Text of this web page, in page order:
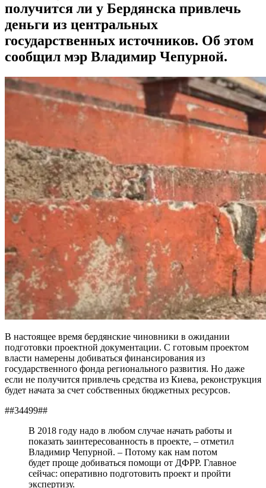
получится ли у Бердянска привлечь
деньги из центральных
государственных источников. Об этом
сообщил мэр Владимир Чепурной.
В настоящее время бердянские чиновники в ожидании
подготовки проектной документации. С готовым проектом
власти намерены добиваться финансирования из
государственного фонда регионального развития. Но даже
если не получится привлечь средства из Киева, реконструкция
будет начата за счет собственных бюджетных ресурсов.
##34499##
В 2018 году надо в любом случае начать работы и
показать заинтересованность в проекте, – отметил
Владимир Чепурной. – Потому как нам потом
будет проще добиваться помощи от ДФРР. Главное
сейчас: оперативно подготовить проект и пройти
экспертизу.